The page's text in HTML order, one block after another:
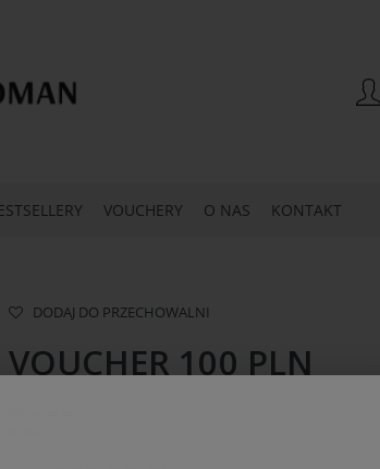
VOUCHERY O NAS KONTAKT
DODAJ DO PRZECHOWALNI
VOUCHER 100 PLN